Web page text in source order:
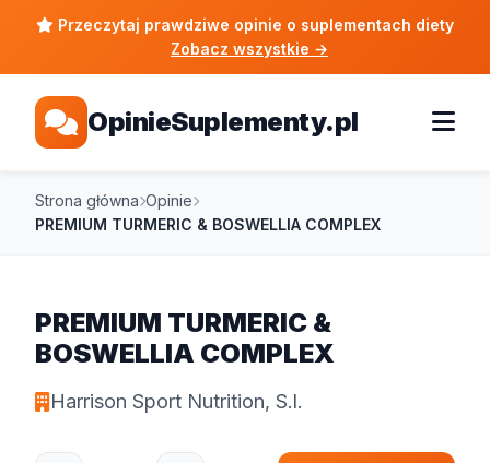
Przeczytaj prawdziwe opinie o suplementach diety
Zobacz wszystkie →
OpinieSuplementy.pl
Strona główna Opinie
PREMIUM TURMERIC & BOSWELLIA COMPLEX
PREMIUM TURMERIC &
BOSWELLIA COMPLEX
Harrison Sport Nutrition, S.l.